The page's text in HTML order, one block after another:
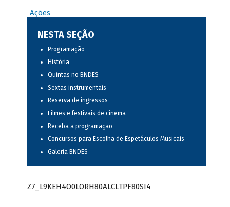
Ações
NESTA SEÇÃO
Programação
História
Quintas no BNDES
Sextas instrumentais
Reserva de ingressos
Filmes e festivais de cinema
Receba a programação
Concursos para Escolha de Espetáculos Musicais
Galeria BNDES
Z7_L9KEH4O0LORH80ALCLTPF80SI4